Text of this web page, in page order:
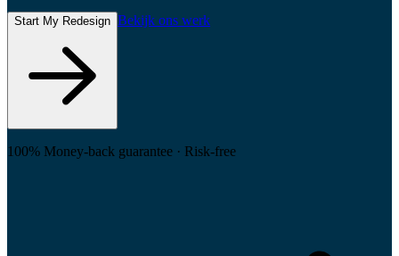
Start My Redesign Bekijk ons werk
100% Money-back guarantee · Risk-free